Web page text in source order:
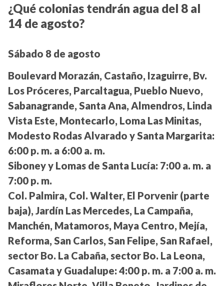
¿Qué colonias tendrán agua del 8 al
14 de agosto?
Sábado 8 de agosto
Boulevard Morazán, Castaño, Izaguirre, Bv.
Los Próceres, Parcaltagua, Pueblo Nuevo,
Sabanagrande, Santa Ana, Almendros, Linda
Vista Este, Montecarlo, Loma Las Minitas,
Modesto Rodas Alvarado y Santa Margarita:
6:00 p. m. a 6:00 a. m.
Siboney y Lomas de Santa Lucía: 7:00 a. m. a
7:00 p. m.
Col. Palmira, Col. Walter, El Porvenir (parte
baja), Jardín Las Mercedes, La Campaña,
Manchén, Matamoros, Maya Centro, Mejía,
Reforma, San Carlos, San Felipe, San Rafael,
sector Bo. La Cabaña, sector Bo. La Leona,
Casamata y Guadalupe: 4:00 p. m. a 7:00 a. m.